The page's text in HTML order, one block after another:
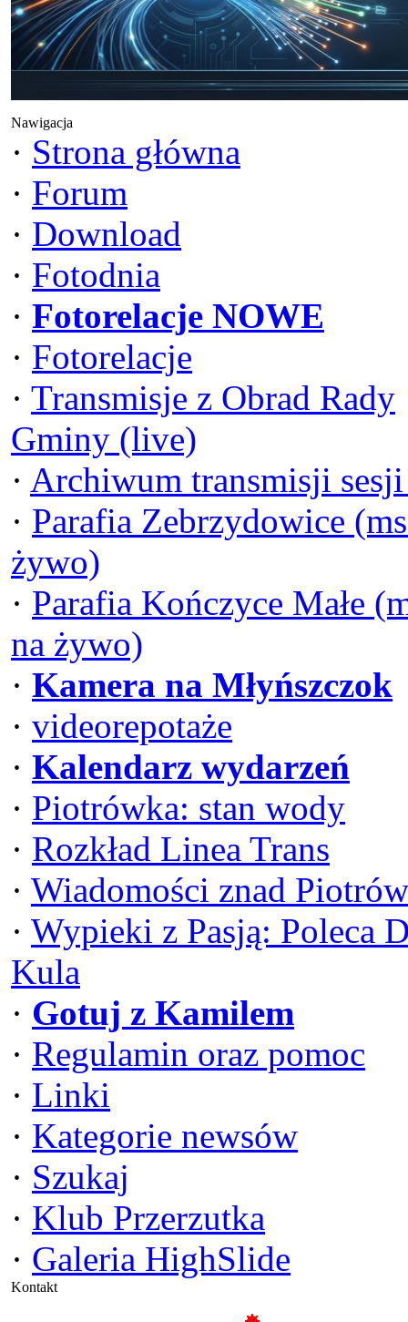
Nawigacja
· Strona główna
· Forum
· Download
· Fotodnia
· Fotorelacje NOWE
· Fotorelacje
· Transmisje z Obrad Rady
Gminy (live)
· Archiwum transmisji
· Parafia Zebrzydowice
żywo)
· Parafia Kończyce Małe
na żywo)
· Kamera na Młyńszczok
· videorepotaże
· Kalendarz wydarzeń
· Piotrówka: stan wody
· Rozkład Linea Trans
· Wiadomości znad
· Wypieki z Pasją: Poleca
Kula
· Gotuj z Kamilem
· Regulamin oraz pomoc
· Linki
· Kategorie newsów
· Szukaj
· Klub Przerzutka
· Galeria HighSlide
Kontakt